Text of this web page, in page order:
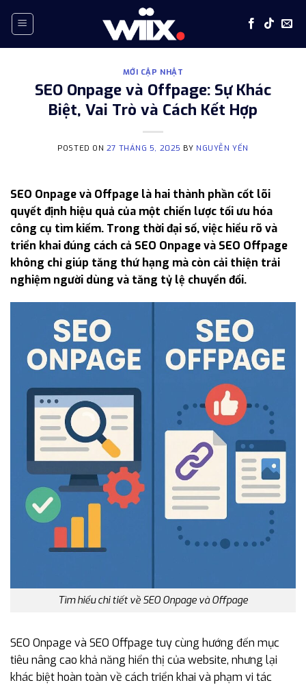
MỚI CẬP NHẬT
SEO Onpage và Offpage: Sự Khác
Biệt, Vai Trò và Cách Kết Hợp
POSTED ON 27 THÁNG 5, 2025 BY NGUYỄN YẾN
SEO Onpage và Offpage là hai thành phần cốt lõi
quyết định hiệu quả của một chiến lược tối ưu hóa
công cụ tìm kiếm. Trong thời đại số, việc hiểu rõ và
triển khai đúng cách cả SEO Onpage và SEO Offpage
không chỉ giúp tăng thứ hạng mà còn cải thiện trải
nghiệm người dùng và tăng tỷ lệ chuyển đổi.
Tìm hiểu chi tiết về SEO Onpage và Offpage
SEO Onpage và SEO Offpage tuy cùng hướng đến mục
tiêu nâng cao khả năng hiển thị của website, nhưng lại
khác biệt hoàn toàn về cách triển khai và phạm vi tác